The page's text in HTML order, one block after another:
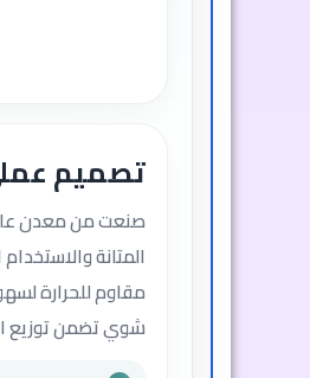
تصميم
صنعت من معدن
المتانة
مقاوم للحرارة
شوي تضمن توزيع